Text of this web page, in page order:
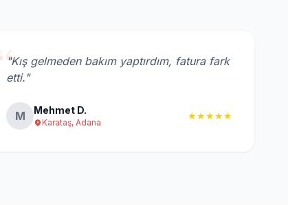
"Kış gelmeden bakım yaptırdım, fatura fark
etti."
M Mehmet D.
Karataş, Adana
★★★★★